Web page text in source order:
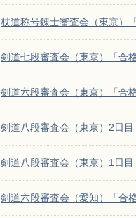
杖道称号錬士審査会（東京）
剣道七段審査会（東京）「合
剣道六段審査会（東京）「合
剣道八段審査会（東京）2日
剣道八段審査会（東京）1日
剣道六段審査会（愛知）「合